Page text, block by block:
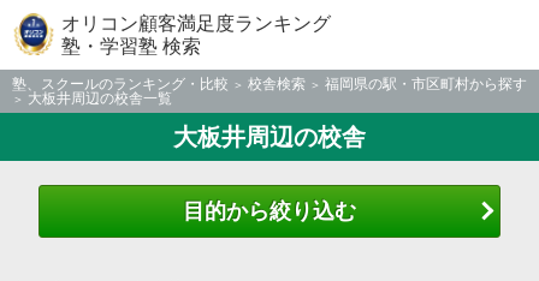
オリコン顧客満足度ランキング
塾・学習塾 検索
塾、スクールのランキング・比較 校舎検索
福岡県の駅・市区町村から探す
大板井周辺の校舎一覧
大板井周辺の校舎
目的から絞り込む